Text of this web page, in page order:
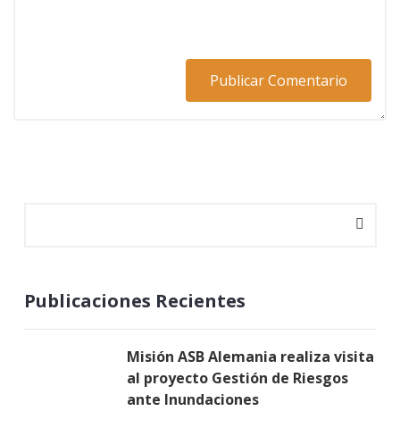
Publicaciones Recientes
Misión ASB Alemania realiza visita
al proyecto Gestión de Riesgos
ante Inundaciones